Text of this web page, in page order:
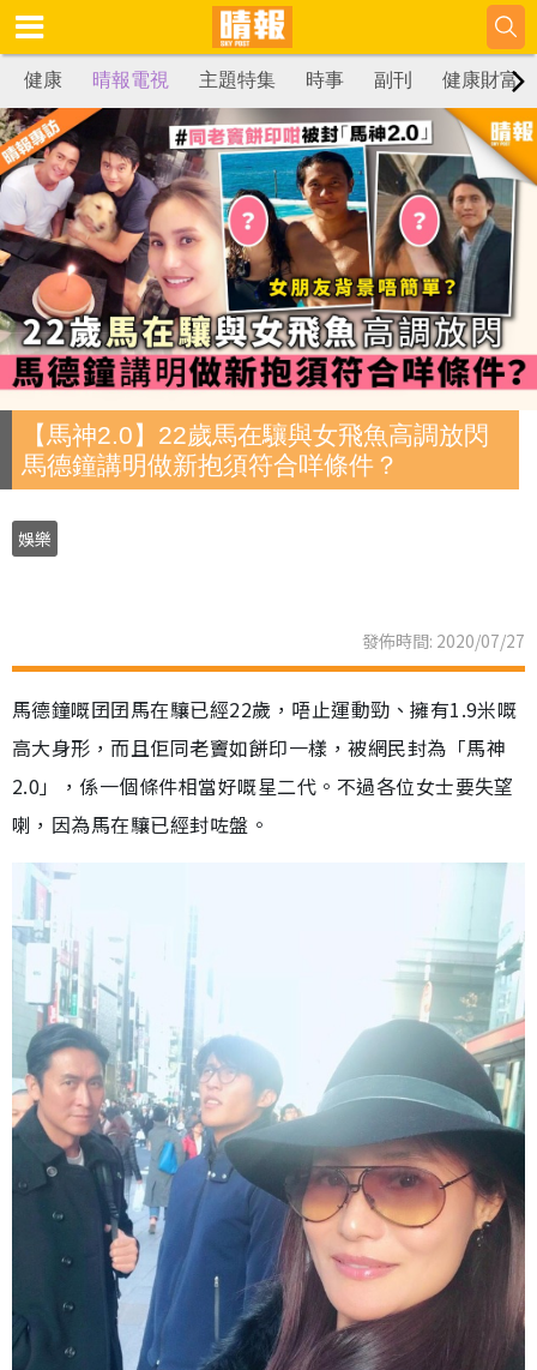
健康 晴報電視 主題特集 時事 副刊 健康財富
【馬神2.0】22歲馬在驤與女飛魚高調放閃
馬德鐘講明做新抱須符合咩條件？
娛樂
發佈時間: 2020/07/27
馬德鐘嘅囝囝馬在驤已經22歲，唔止運動勁、擁有1.9米嘅
高大身形，而且佢同老竇如餅印一樣，被網民封為「馬神
2.0」，係一個條件相當好嘅星二代。不過各位女士要失望
喇，因為馬在驤已經封咗盤。